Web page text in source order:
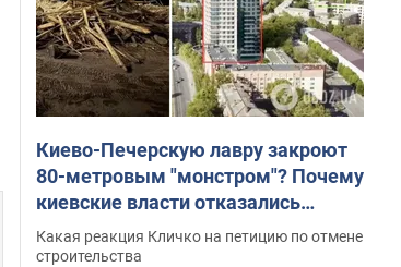
Киево-Печерскую лавру закроют
80-метровым "монстром"? Почему
киевские власти отказались
остановить строительство
небоскреба "московского
Какая реакция Кличко на петицию по отмене
строительства